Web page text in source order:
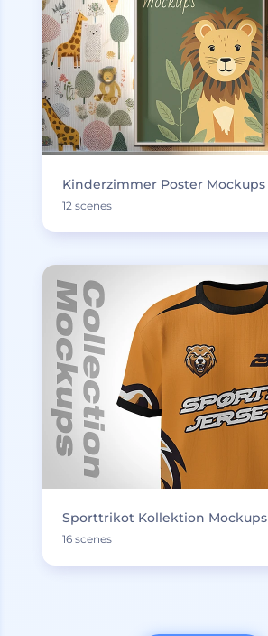
Kinderzimmer Poster Mockups
12 scenes
Sporttrikot Kollektion Mockups
16 scenes